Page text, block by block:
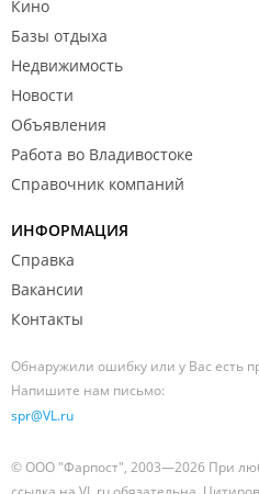
Кино
Базы отдыха
Недвижимость
Новости
Объявления
Работа во Владивостоке
Справочник компаний
ИНФОРМАЦИЯ
Справка
Вакансии
Контакты
Обнаружили ошибку или у Вас есть
Напишите нам письмо:
spr@VL.ru
© ООО "Фарпост", 2003—2026 При